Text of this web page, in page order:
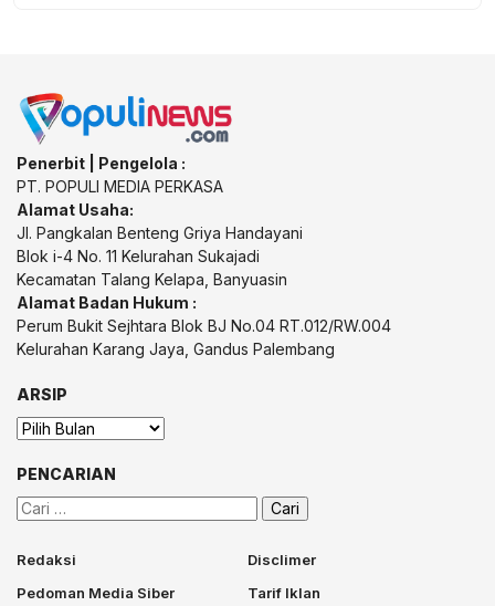
Penerbit | Pengelola :
PT. POPULI MEDIA PERKASA
Alamat Usaha:
Jl. Pangkalan Benteng Griya Handayani
Blok i-4 No. 11 Kelurahan Sukajadi
Kecamatan Talang Kelapa, Banyuasin
Alamat Badan Hukum :
Perum Bukit Sejhtara Blok BJ No.04 RT.012/RW.004
Kelurahan Karang Jaya, Gandus Palembang
ARSIP
Arsip
PENCARIAN
Cari
Redaksi
Disclimer
Pedoman Media Siber
Tarif Iklan